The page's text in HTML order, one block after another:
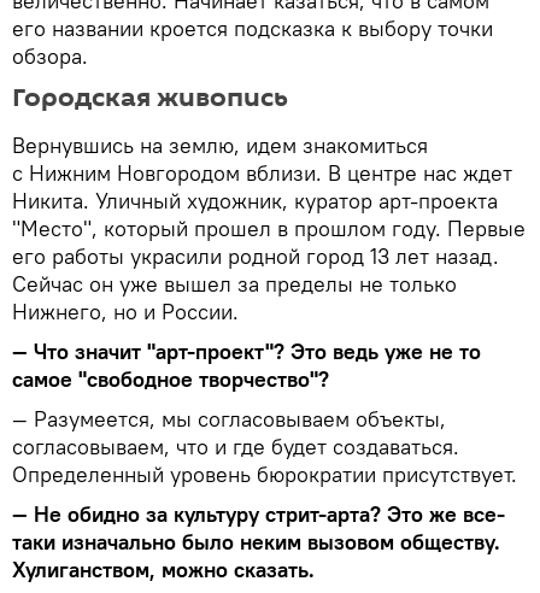
его названии кроется подсказка к выбору точки
обзора.
Городская живопись
Вернувшись на землю, идем знакомиться
с Нижним Новгородом вблизи. В центре нас ждет
Никита. Уличный художник, куратор арт-проекта
"Место", который прошел в прошлом году. Первые
его работы украсили родной город 13 лет назад.
Сейчас он уже вышел за пределы не только
Нижнего, но и России.
— Что значит "арт-проект"? Это ведь уже не то
самое "свободное творчество"?
— Разумеется, мы согласовываем объекты,
согласовываем, что и где будет создаваться.
Определенный уровень бюрократии присутствует.
— Не обидно за культуру стрит-арта? Это же все-
таки изначально было неким вызовом обществу.
Хулиганством, можно сказать.